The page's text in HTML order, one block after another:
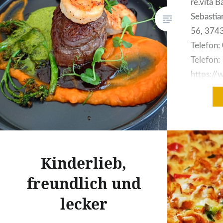
re.vita
56,
Telefon:
https://
Euro Es
sind
einen
9. Das…
Kinderlieb,
freundlich und
lecker